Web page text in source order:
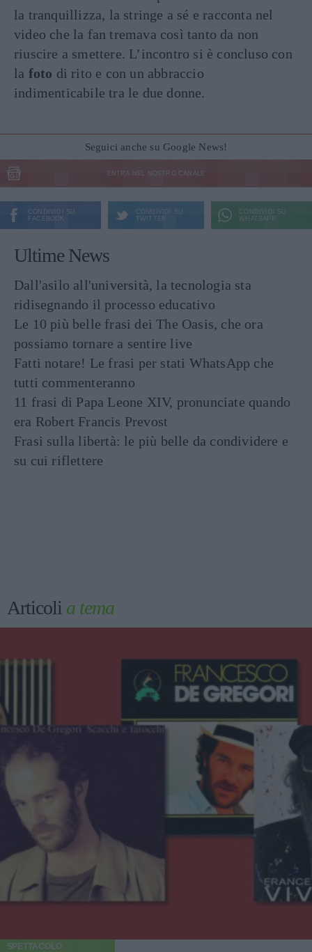
la tranquillizza, la stringe a sé e racconta nel
video che la fan tremava così tanto da non
riuscire a smettere. L’incontro si è concluso con
la foto di rito e con un abbraccio
indimenticabile tra le due donne.
Seguici anche su Google News!
ENTRA NEL NOSTRO CANALE
CONDIVIDI SU
FACEBOOK
CONDIVIDI SU
TWITTER
CONDIVIDI SU
WHATSAPP
Ultime News
Dall'asilo all'università, la tecnologia sta
ridisegnando il processo educativo
Le 10 più belle frasi dei The Oasis, che ora
possiamo tornare a sentire live
Fatti notare! Le frasi per stati WhatsApp che
tutti commenteranno
11 frasi di Papa Leone XIV, pronunciate quando
era Robert Francis Prevost
Frasi sulla libertà: le più belle da condividere e
su cui riflettere
Articoli a tema
SPETTACOLO